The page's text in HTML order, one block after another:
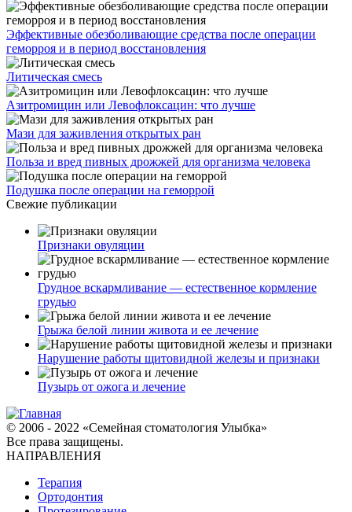
Эффективные обезболивающие средства после операции
геморроя и в период восстановления
Литическая смесь
Азитромицин или Левофлоксацин: что лучше
Мази для заживления открытых ран
Польза и вред пивных дрожжей для организма человека
Подушка после операции на геморрой
Свежие публикации
Признаки овуляции
Грудное вскармливание — естественное кормление
грудью
Грыжа белой линии живота и ее лечение
Нарушение работы щитовидной железы и признаки
Пузырь от ожога и лечение
© 2006 - 2022 «Семейная стоматология Улыбка»
Все права защищены.
НАПРАВЛЕНИЯ
Терапия
Ортодонтия